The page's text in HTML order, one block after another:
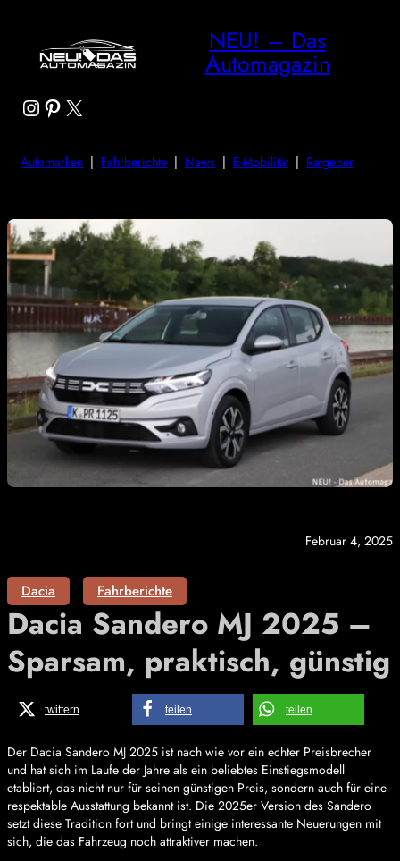
NEU! – Das
Automagazin
Instagram
Pinterest
X
Automarken | Fahrberichte | News | E-Mobilität| Ratgeber
Februar 4, 2025
Dacia Fahrberichte
Dacia Sandero MJ 2025 –
Sparsam, praktisch, günstig
twittern teilen teilen
Der Dacia Sandero MJ 2025 ist nach wie vor ein echter Preisbrecher
und hat sich im Laufe der Jahre als ein beliebtes Einstiegsmodell
etabliert, das nicht nur für seinen günstigen Preis, sondern auch für eine
respektable Ausstattung bekannt ist. Die 2025er Version des Sandero
setzt diese Tradition fort und bringt einige interessante Neuerungen mit
sich, die das Fahrzeug noch attraktiver machen.